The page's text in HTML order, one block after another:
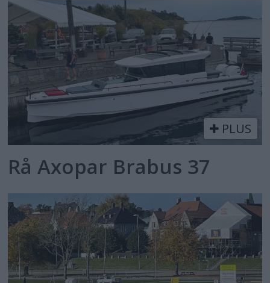
PLUS
Rå Axopar Brabus 37